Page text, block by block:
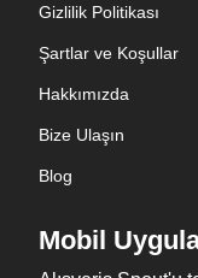
Gizlilik Politikası
Şartlar ve Koşullar
Hakkımızda
Bize Ulaşın
Blog
Mobil